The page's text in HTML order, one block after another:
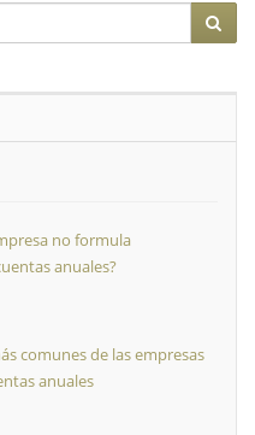
no formula
anuales?
comunes de las empresas
anuales